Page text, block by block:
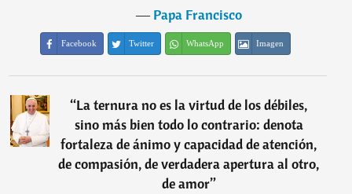
―Papa Francisco
Facebook Twitter WhatsApp Imagen
“La ternura no es la virtud de los débiles,
sino más bien todo lo contrario: denota
fortaleza de ánimo y capacidad de atención,
de compasión, de verdadera apertura al otro,
de amor”